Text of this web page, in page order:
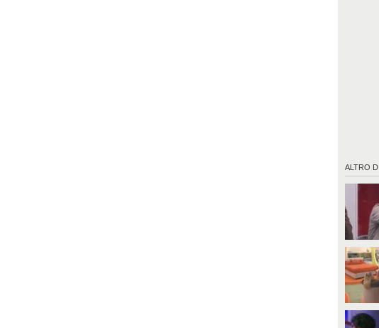
ALTRO DI